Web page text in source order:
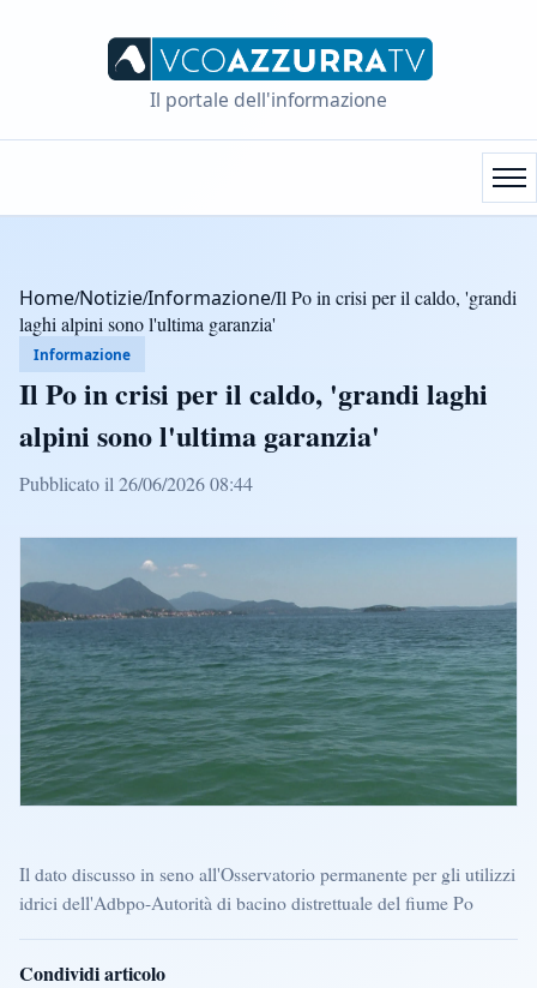
Il portale dell'informazione
Home/Notizie/Informazione/Il Po in crisi per il caldo, 'grandi
laghi alpini sono l'ultima garanzia'
Informazione
Il Po in crisi per il caldo, 'grandi laghi
alpini sono l'ultima garanzia'
Pubblicato il 26/06/2026 08:44
Il dato discusso in seno all'Osservatorio permanente per gli utilizzi
idrici dell'Adbpo-Autorità di bacino distrettuale del fiume Po
Condividi articolo